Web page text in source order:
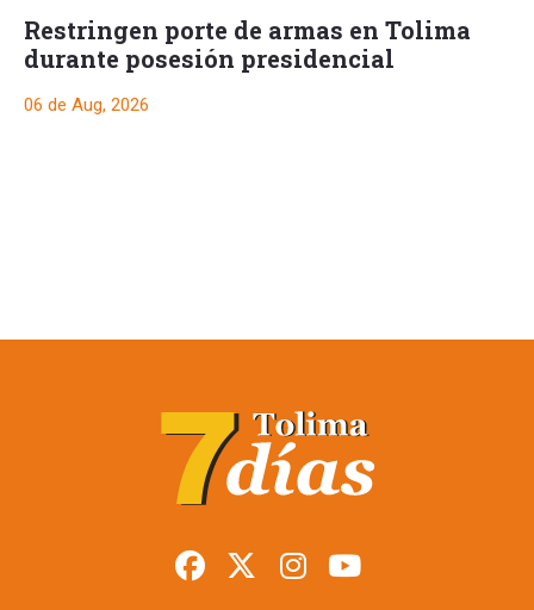
Restringen porte de armas en Tolima
durante posesión presidencial
06 de Aug, 2026